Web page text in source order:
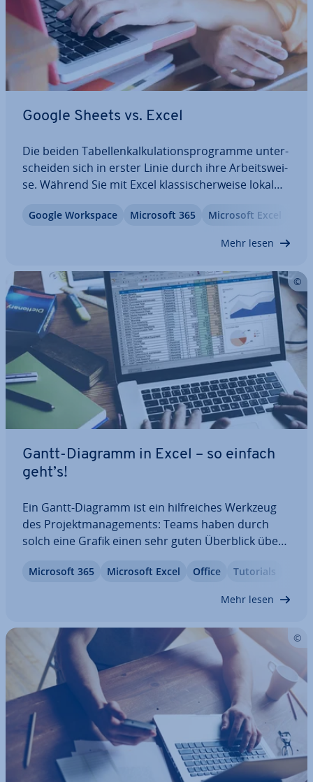
Google Sheets vs. Excel
Die beiden Ta­bel­len­kal­ku­la­ti­ons­pro­gram­me un­ter­
schei­den sich in erster Linie durch ihre Ar­beits­wei­
se. Während Sie mit Excel klas­si­scher­wei­se lokal
Her­an­ge­hens­wei­sen haben ihre Vorteile. Wir
Google Workspace Microsoft 365 Microsoft Excel
Mehr lesen
Gantt-Diagramm in Excel – so einfach
geht’s!
Ein Gantt-Diagramm ist ein hilf­rei­ches Werkzeug
des Pro­jekt­ma­nage­ments: Teams haben durch
solch eine Grafik einen sehr guten Überblick über
von Diagramm erstellen zu können, benötigen Sie
Microsoft 365 Microsoft Excel Office Tutorials
Mehr lesen